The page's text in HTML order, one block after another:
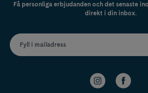
Få personliga erbjudanden och det senaste
direkt i din inbox.
Fyll i mailadress